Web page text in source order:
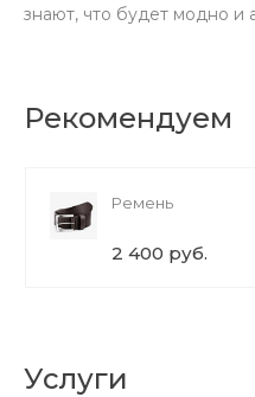
знают, что будет модно и
Рекомендуем
Ремень
2 400 руб.
Услуги